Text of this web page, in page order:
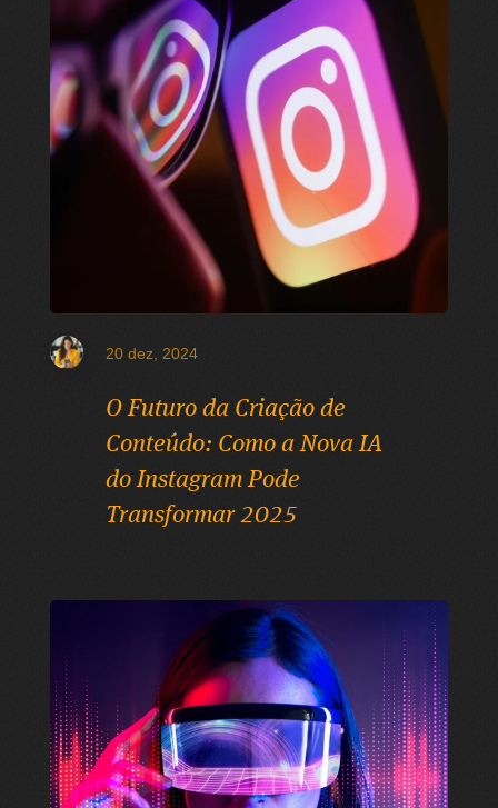
20 dez, 2024
O Futuro da Criação de
Conteúdo: Como a Nova IA
do Instagram Pode
Transformar 2025